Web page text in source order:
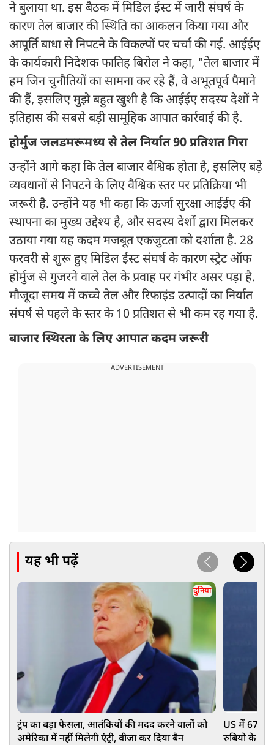
ने बुलाया था. इस बैठक में मिडिल ईस्ट में जारी संघर्ष के
कारण तेल बाजार की स्थिति का आकलन किया गया और
आपूर्ति बाधा से निपटने के विकल्पों पर चर्चा की गई. आईईए
के कार्यकारी निदेशक फातिह बिरोल ने कहा, "तेल बाजार में
हम जिन चुनौतियों का सामना कर रहे हैं, वे अभूतपूर्व पैमाने
की हैं, इसलिए मुझे बहुत खुशी है कि आईईए सदस्य देशों ने
इतिहास की सबसे बड़ी सामूहिक आपात कार्रवाई की है.
होर्मुज जलडमरूमध्य से तेल निर्यात 90 प्रतिशत गिरा
उन्होंने आगे कहा कि तेल बाजार वैश्विक होता है, इसलिए बड़े
व्यवधानों से निपटने के लिए वैश्विक स्तर पर प्रतिक्रिया भी
जरूरी है. उन्होंने यह भी कहा कि ऊर्जा सुरक्षा आईईए की
स्थापना का मुख्य उद्देश्य है, और सदस्य देशों द्वारा मिलकर
उठाया गया यह कदम मजबूत एकजुटता को दर्शाता है. 28
फरवरी से शुरू हुए मिडिल ईस्ट संघर्ष के कारण स्ट्रेट ऑफ
होर्मुज से गुजरने वाले तेल के प्रवाह पर गंभीर असर पड़ा है.
मौजूदा समय में कच्चे तेल और रिफाइंड उत्पादों का निर्यात
संघर्ष से पहले के स्तर के 10 प्रतिशत से भी कम रह गया है.
बाजार स्थिरता के लिए आपात कदम जरूरी
ADVERTISEMENT
यह भी पढ़ें
दुनिया
ट्रंप का बड़ा फैसला, आतंकियों की मदद करने वालों को
अमेरिका में नहीं मिलेगी एंट्री, वीजा कर दिया बैन
US में 67
रुबियो के